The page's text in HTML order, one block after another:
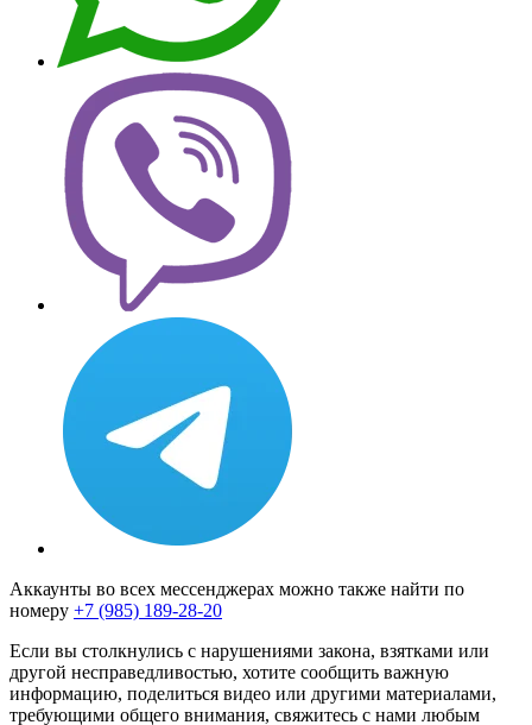
Аккаунты во всех мессенджерах можно также найти по
номеру +7 (985) 189-28-20
Если вы столкнулись с нарушениями закона, взятками или
другой несправедливостью, хотите сообщить важную
информацию, поделиться видео или другими материалами,
требующими общего внимания, свяжитесь с нами любым